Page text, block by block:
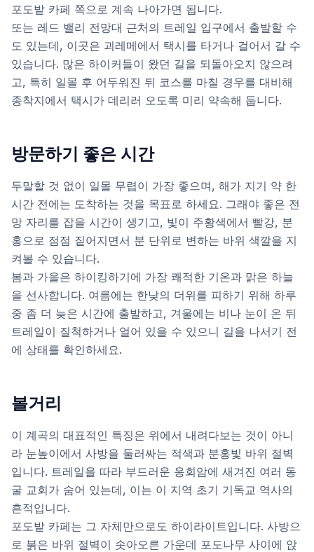
포도밭 카페 쪽으로 계속 나아가면 됩니다.
또는 레드 밸리 전망대 근처의 트레일 입구에서 출발할 수
도 있는데, 이곳은 괴레메에서 택시를 타거나 걸어서 갈 수
있습니다. 많은 하이커들이 왔던 길을 되돌아오지 않으려
고, 특히 일몰 후 어두워진 뒤 코스를 마칠 경우를 대비해
종착지에서 택시가 데리러 오도록 미리 약속해 둡니다.
방문하기 좋은 시간
두말할 것 없이 일몰 무렵이 가장 좋으며, 해가 지기 약 한
시간 전에는 도착하는 것을 목표로 하세요. 그래야 좋은 전
망 자리를 잡을 시간이 생기고, 빛이 주황색에서 빨강, 분
홍으로 점점 짙어지면서 분 단위로 변하는 바위 색깔을 지
켜볼 수 있습니다.
봄과 가을은 하이킹하기에 가장 쾌적한 기온과 맑은 하늘
을 선사합니다. 여름에는 한낮의 더위를 피하기 위해 하루
중 좀 더 늦은 시간에 출발하고, 겨울에는 비나 눈이 온 뒤
트레일이 질척하거나 얼어 있을 수 있으니 길을 나서기 전
에 상태를 확인하세요.
볼거리
이 계곡의 대표적인 특징은 위에서 내려다보는 것이 아니
라 눈높이에서 사방을 둘러싸는 적색과 분홍빛 바위 절벽
입니다. 트레일을 따라 부드러운 응회암에 새겨진 여러 동
굴 교회가 숨어 있는데, 이는 이 지역 초기 기독교 역사의
흔적입니다.
포도밭 카페는 그 자체만으로도 하이라이트입니다. 사방으
로 붉은 바위 절벽이 솟아오른 가운데 포도나무 사이에 앉